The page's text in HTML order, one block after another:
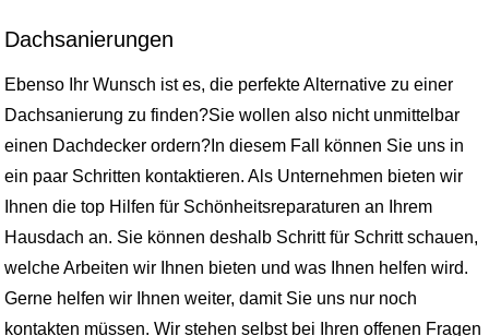
Dachsanierungen
Ebenso Ihr Wunsch ist es, die perfekte Alternative zu einer
Dachsanierung zu finden?Sie wollen also nicht unmittelbar
einen Dachdecker ordern?In diesem Fall können Sie uns in
ein paar Schritten kontaktieren. Als Unternehmen bieten wir
Ihnen die top Hilfen für Schönheitsreparaturen an Ihrem
Hausdach an. Sie können deshalb Schritt für Schritt schauen,
welche Arbeiten wir Ihnen bieten und was Ihnen helfen wird.
Gerne helfen wir Ihnen weiter, damit Sie uns nur noch
kontakten müssen. Wir stehen selbst bei Ihren offenen Fragen